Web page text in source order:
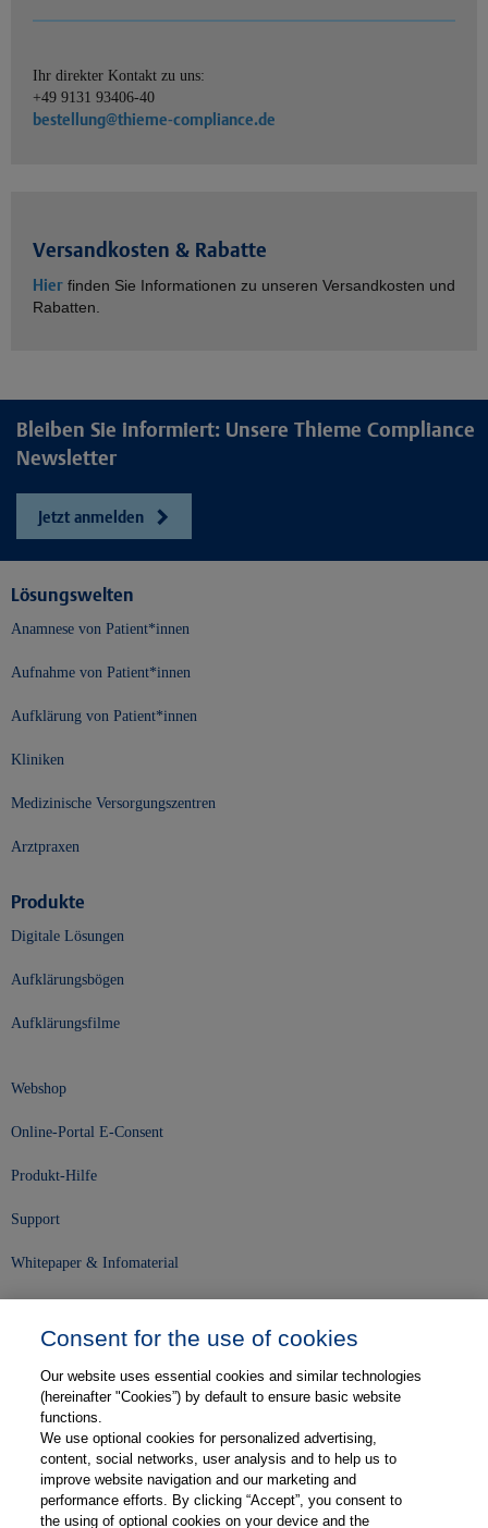
Ihr direkter Kontakt zu uns:
+49 9131 93406-40
bestellung@thieme-compliance.de
Versandkosten & Rabatte
Hier finden Sie Informationen zu unseren Versandkosten und
Rabatten.
Bleiben Sie informiert: Unsere Thieme Compliance
Newsletter
Jetzt anmelden
Lösungswelten
Anamnese von Patient*innen
Aufnahme von Patient*innen
Aufklärung von Patient*innen
Kliniken
Medizinische Versorgungszentren
Arztpraxen
Produkte
Digitale Lösungen
Aufklärungsbögen
Aufklärungsfilme
Webshop
Online-Portal E-Consent
Produkt-Hilfe
Support
Whitepaper & Infomaterial
Karriere
Kontakt
Web-Semniare
Consent for the use of cookies
Our website uses essential cookies and similar technologies
(hereinafter "Cookies”) by default to ensure basic website
functions.
We use optional cookies for personalized advertising,
content, social networks, user analysis and to help us to
improve website navigation and our marketing and
performance efforts. By clicking “Accept”, you consent to
the using of optional cookies on your device and the